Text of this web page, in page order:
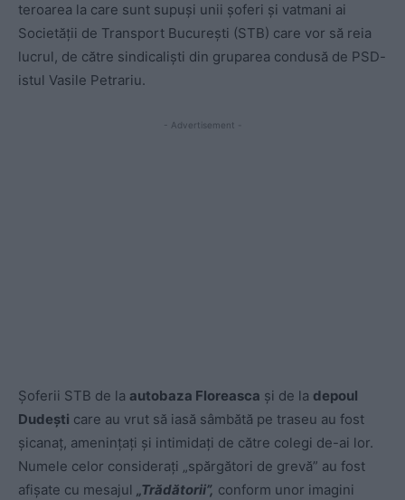
teroarea la care sunt supuși unii șoferi și vatmani ai
Societății de Transport București (STB) care vor să reia
lucrul, de către sindicaliști din gruparea condusă de PSD-
istul Vasile Petrariu.
- Advertisement -
Șoferii STB de la autobaza Floreasca și de la depoul
Dudești care au vrut să iasă sâmbătă pe traseu au fost
șicanaț, amenințați și intimidați de către colegi de-ai lor.
Numele celor considerați „spărgători de grevă” au fost
afișate cu mesajul „Trădătorii”, conform unor imagini